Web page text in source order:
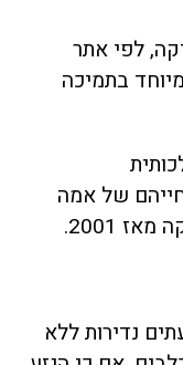
90 ארגוני צדקה, לפי אתר
בתמיכה
של אמה
2001.
נדירות ללא